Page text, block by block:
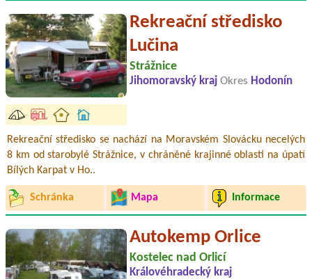
Rekreační středisko
Lučina
Strážnice
Jihomoravský kraj Okres Hodonín
Rekreační středisko se nachází na Moravském Slovácku necelých
8 km od starobylé Strážnice, v chráněné krajinné oblasti na úpatí
Bílých Karpat v Ho..
Schránka Mapa Informace
Autokemp Orlice
Kostelec nad Orlicí
Královéhradecký kraj